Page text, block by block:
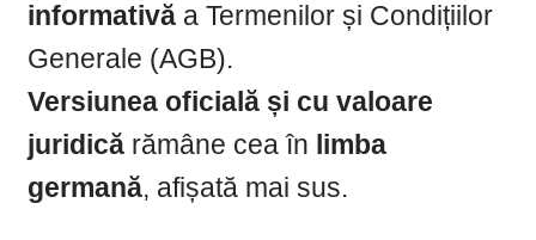
informativă a Termenilor și Condițiilor
Generale (AGB).
Versiunea oficială și cu valoare
juridică rămâne cea în limba
germană, afișată mai sus.